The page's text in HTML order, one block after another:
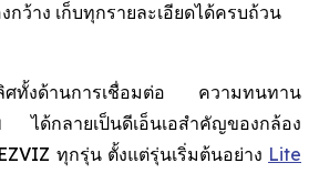
ว้าง เก็บทุกรายละเอียดได้ครบถ้วน
ลิศทั้งด้านการเชื่อมต่อ ความทนทาน
ด้กลายเป็นดีเอ็นเอสำคัญของกล้อง
ทุกรุ่น ตั้งแต่รุ่นเริ่มต้นอย่าง Lite